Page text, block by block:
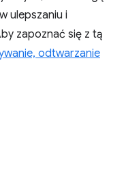
ulepszaniu i
zapoznać się z tą
odtwarzanie